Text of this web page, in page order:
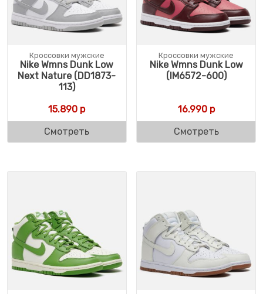
Кроссовки мужские
Nike Wmns Dunk Low
Next Nature (DD1873-
113)
15.890 р
Смотреть
Кроссовки мужские
Nike Wmns Dunk Low
(IM6572-600)
16.990р
Смотреть